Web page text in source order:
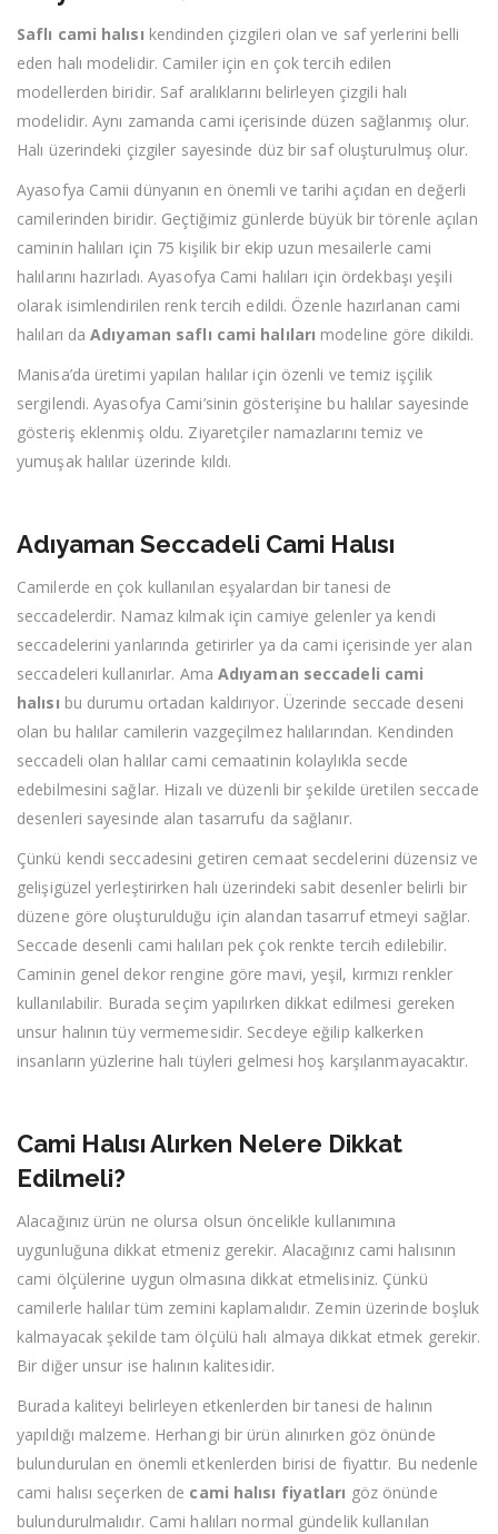
Saflı cami halısı kendinden çizgileri olan ve saf yerlerini belli
eden halı modelidir. Camiler için en çok tercih edilen
modellerden biridir. Saf aralıklarını belirleyen çizgili halı
modelidir. Aynı zamanda cami içerisinde düzen sağlanmış olur.
Halı üzerindeki çizgiler sayesinde düz bir saf oluşturulmuş olur.
Ayasofya Camii dünyanın en önemli ve tarihi açıdan en değerli
camilerinden biridir. Geçtiğimiz günlerde büyük bir törenle açılan
caminin halıları için 75 kişilik bir ekip uzun mesailerle cami
halılarını hazırladı. Ayasofya Cami halıları için ördekbaşı yeşili
olarak isimlendirilen renk tercih edildi. Özenle hazırlanan cami
halıları daAdıyaman saflı cami halıları modeline göre dikildi.
Manisa’da üretimi yapılan halılar için özenli ve temiz işçilik
sergilendi. Ayasofya Cami’sinin gösterişine bu halılar sayesinde
gösteriş eklenmiş oldu. Ziyaretçiler namazlarını temiz ve
yumuşak halılar üzerinde kıldı.
Adıyaman Seccadeli Cami Halısı
Camilerde en çok kullanılan eşyalardan bir tanesi de
seccadelerdir. Namaz kılmak için camiye gelenler ya kendi
seccadelerini yanlarında getirirler ya da cami içerisinde yer alan
seccadeleri kullanırlar. Ama Adıyaman seccadeli cami
halısı bu durumu ortadan kaldırıyor. Üzerinde seccade deseni
olan bu halılar camilerin vazgeçilmez halılarından. Kendinden
seccadeli olan halılar cami cemaatinin kolaylıkla secde
edebilmesini sağlar. Hizalı ve düzenli bir şekilde üretilen seccade
desenleri sayesinde alan tasarrufu da sağlanır.
Çünkü kendi seccadesini getiren cemaat secdelerini düzensiz ve
gelişigüzel yerleştirirken halı üzerindeki sabit desenler belirli bir
düzene göre oluşturulduğu için alandan tasarruf etmeyi sağlar.
Seccade desenli cami halıları pek çok renkte tercih edilebilir.
Caminin genel dekor rengine göre mavi, yeşil, kırmızı renkler
kullanılabilir. Burada seçim yapılırken dikkat edilmesi gereken
unsur halının tüy vermemesidir. Secdeye eğilip kalkerken
insanların yüzlerine halı tüyleri gelmesi hoş karşılanmayacaktır.
Cami Halısı Alırken Nelere Dikkat
Edilmeli?
Alacağınız ürün ne olursa olsun öncelikle kullanımına
uygunluğuna dikkat etmeniz gerekir. Alacağınız cami halısının
cami ölçülerine uygun olmasına dikkat etmelisiniz. Çünkü
camilerle halılar tüm zemini kaplamalıdır. Zemin üzerinde boşluk
kalmayacak şekilde tam ölçülü halı almaya dikkat etmek gerekir.
Bir diğer unsur ise halının kalitesidir.
Burada kaliteyi belirleyen etkenlerden bir tanesi de halının
yapıldığı malzeme. Herhangi bir ürün alınırken göz önünde
bulundurulan en önemli etkenlerden birisi de fiyattır. Bu nedenle
cami halısı seçerken de cami halısı fiyatları göz önünde
bulundurulmalıdır. Cami halıları normal gündelik kullanılan